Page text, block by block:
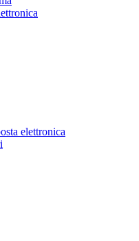
elettronica